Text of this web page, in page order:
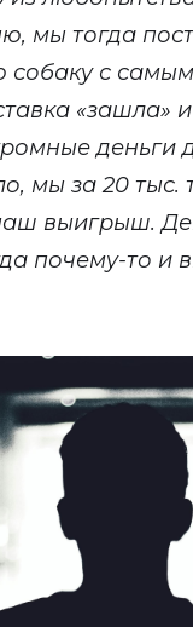
мы тогда
собаку с
«зашла»
деньги
мы за 20 тыс.
выигрыш.
почему-то и